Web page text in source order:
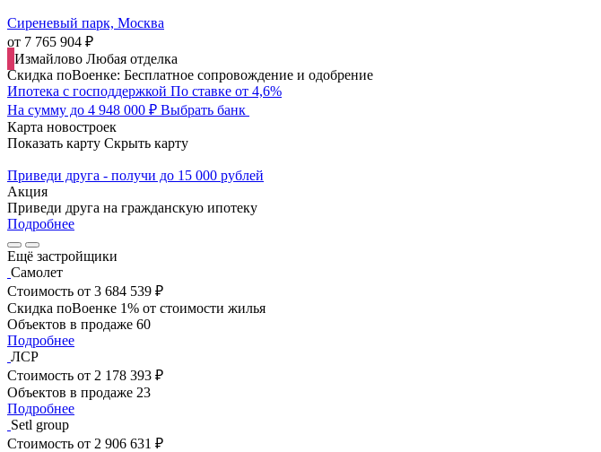
Сиреневый парк, Москва
от 7 765 904 ₽
Измайлово Любая отделка
Скидка поВоенке: Бесплатное сопровождение и одобрение
Ипотека с господдержкой По ставке от 4,6%
На сумму до 4 948 000 ₽ Выбрать банк
Карта новостроек
Показать карту Скрыть карту
Приведи друга - получи до 15 000 рублей
Акция
Приведи друга на гражданскую ипотеку
Подробнее
Ещё застройщики
Самолет
Стоимость от 3 684 539 ₽
Скидка поВоенке 1% от стоимости жилья
Объектов в продаже 60
Подробнее
ЛСР
Стоимость от 2 178 393 ₽
Объектов в продаже 23
Подробнее
Setl group
Стоимость от 2 906 631 ₽